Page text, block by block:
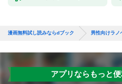
漫画無料試し読みならdブック 男性向けラノ
アプリならもっと便